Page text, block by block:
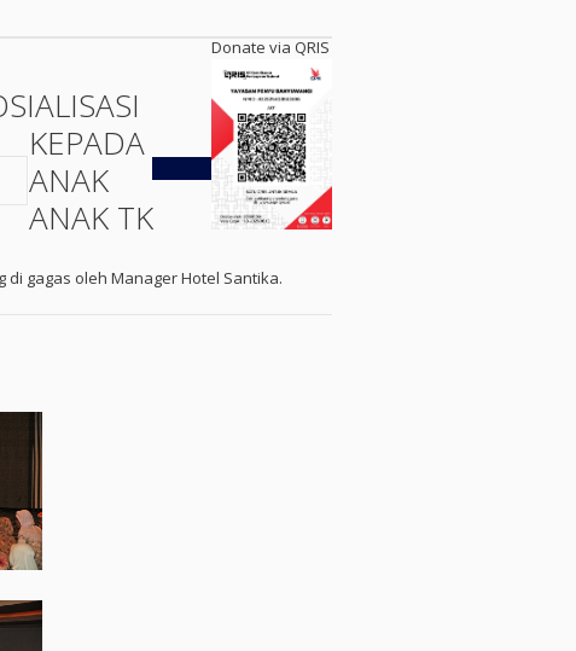
Donate via QRIS
KEPADA
ANAK
ANAK TK
gagas oleh Manager Hotel Santika.